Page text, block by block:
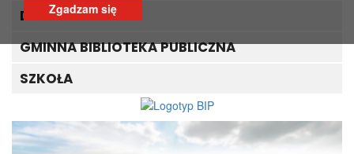
Zgadzam się
DLA TURYSTY
GMINNA BIBLIOTEKA PUBLICZNA
SZKOŁA